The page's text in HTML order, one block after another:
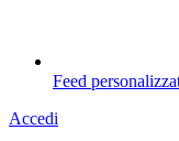
Feed
Accedi